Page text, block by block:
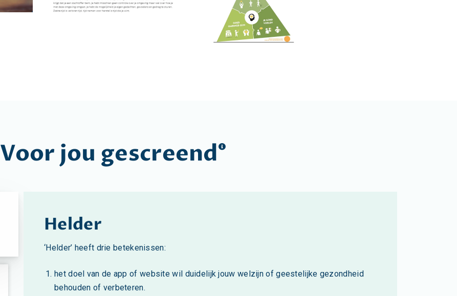
Voor jou gescreend
Helder
‘Helder’ heeft drie betekenissen:
het doel van de app of website wil duidelijk jouw welzijn of geestelijke gezondheid
behouden of verbeteren.